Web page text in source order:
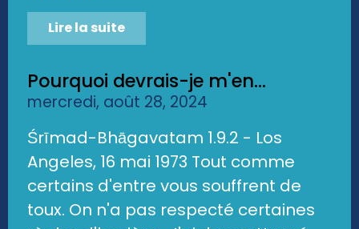
Lire la suite
Pourquoi devrais-je m'en...
mercredi, août 28, 2024
Śrīmad-Bhāgavatam 1.9.2 - Los
Angeles, 16 mai 1973 Tout comme
certains d'entre vous souffrent de
toux. On n'a pas respecté certaines